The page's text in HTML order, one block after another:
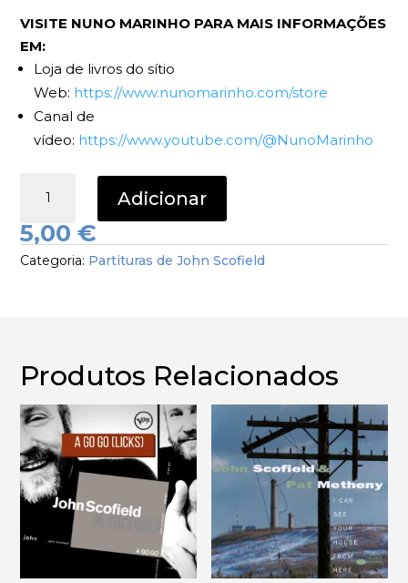
VISITE NUNO MARINHO PARA MAIS INFORMAÇÕES
EM:
Loja de livros do sítio
Web: https://www.nunomarinho.com/store
Canal de
vídeo: https://www.youtube.com/@NunoMarinho
Hottentot
John
Scofield
Adicionar
5,00€
Categoria: Partituras de John Scofield
Produtos Relacionados